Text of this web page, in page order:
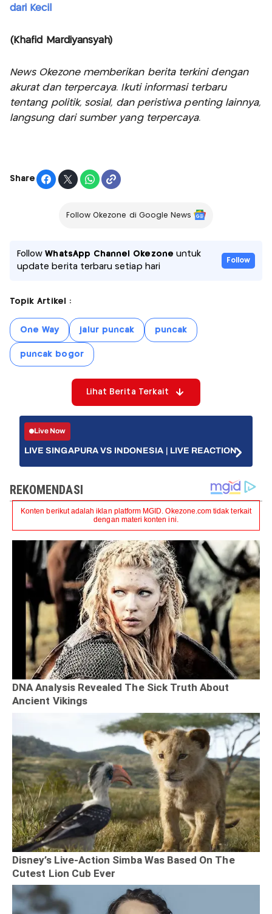
dari Kecil
(Khafid Mardiyansyah)
News Okezone memberikan berita terkini dengan
akurat dan terpercaya. Ikuti informasi terbaru
tentang politik, sosial, dan peristiwa penting lainnya,
langsung dari sumber yang terpercaya.
Share
Follow Okezone di Google News
FollowWhatsApp Channel Okezone untuk
update berita terbaru setiap hari
Follow
Topik Artikel :
One Way jalur puncak puncak
puncak bogor
Lihat Berita Terkait
Live Now
LIVE SINGAPURA VS INDONESIA | LIVE REACTION